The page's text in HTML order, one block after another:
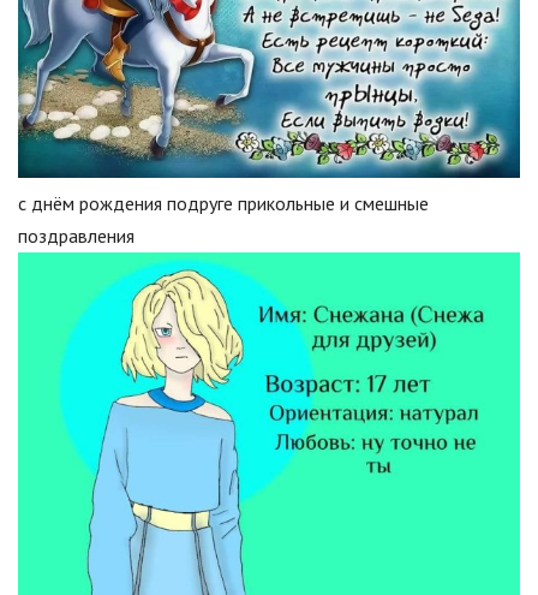
с днём рождения подруге прикольные и смешные
поздравления